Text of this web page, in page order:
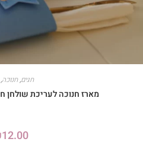
חגים,חנוכה
מארז חנוכה לעריכת שולחן
12.00